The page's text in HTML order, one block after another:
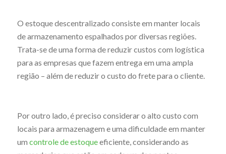
O estoque descentralizado consiste em manter locais
de armazenamento espalhados por diversas regiões.
Trata-se de uma forma de reduzir custos com logística
para as empresas que fazem entrega em uma ampla
região – além de reduzir o custo do frete para o cliente.
Por outro lado, é preciso considerar o alto custo com
locais para armazenagem e uma dificuldade em manter
um controle de estoqueeficiente, considerando as